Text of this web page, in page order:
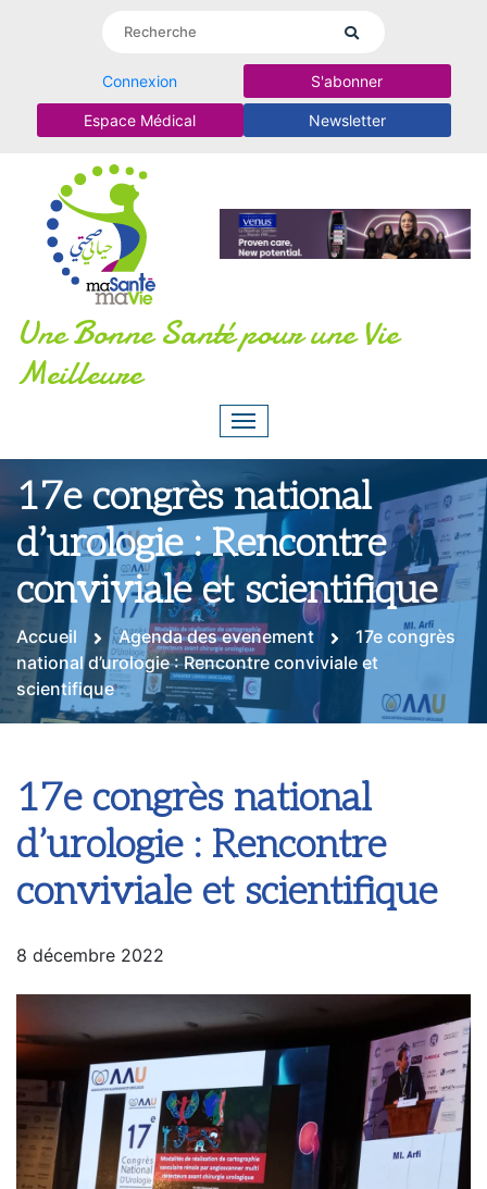
Connexion S'abonner
Espace Médical Newsletter
Une Bonne Santé pour une Vie
Meilleure
17e congrès national
d’urologie : Rencontre
conviviale et scientifique
Accueil Agenda des evenement
17e congrès
national d’urologie : Rencontre conviviale et
scientifique
17e congrès national
d’urologie : Rencontre
conviviale et scientifique
8 décembre 2022